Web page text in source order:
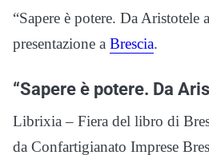
“Sapere è potere. Da Aristotele
presentazione a Brescia.
“Sapere è potere. Da
Librixia – Fiera del libro di
da Confartigianato Imprese